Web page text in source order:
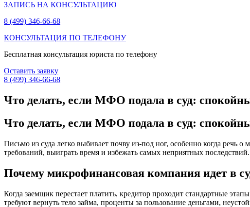
ЗАПИСЬ НА КОНСУЛЬТАЦИЮ
8 (499) 346-66-68
КОНСУЛЬТАЦИЯ ПО ТЕЛЕФОНУ
Бесплатная консультация юриста по телефону
Оставить заявку
8 (499) 346-66-68
Что делать, если МФО подала в суд:
Что делать, если МФО подала в суд:
Письмо из суда легко выбивает почву из-под ног, особенно когда речь
требований, выиграть время и избежать самых неприятных
Почему микрофинансовая компания идет в
Когда заемщик перестает платить, кредитор проходит стандартные
требуют вернуть тело займа, проценты за пользование деньгами,